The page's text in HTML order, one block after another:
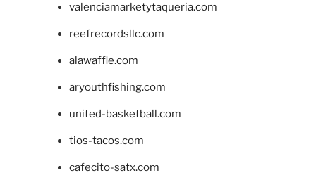
valenciamarketytaqueria.com
reefrecordsllc.com
alawaffle.com
aryouthfishing.com
united-basketball.com
tios-tacos.com
cafecito-satx.com